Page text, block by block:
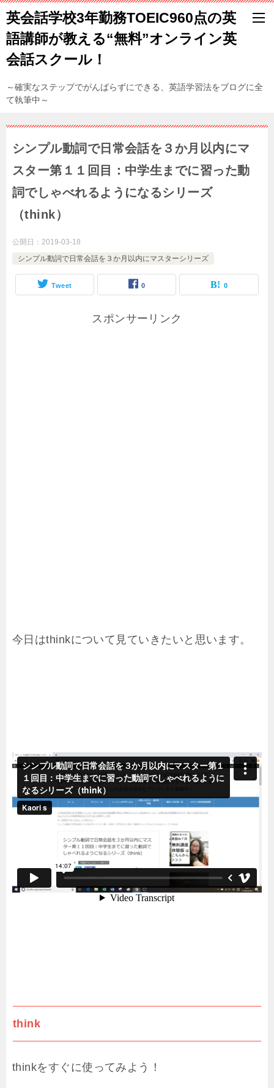
英会話学校3年勤務TOEIC960点の英
語講師が教える“無料”オンライン英
会話スクール！
～確実なステップでがんばらずにできる、英語学習法をブログに全
て執筆中～
シンプル動詞で日常会話を３か月以内にマ
スター第１１回目：中学生までに習った動
詞でしゃべれるようになるシリーズ
（think）
公開日： 2019-03-18
シンプル動詞で日常会話を３か月以内にマスターシリーズ
Tweet 0 0
スポンサーリンク
今日はthinkについて見ていきたいと思います。
think
thinkをすぐに使ってみよう！